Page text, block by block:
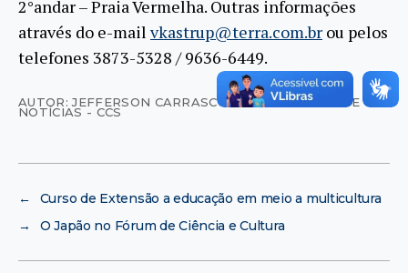
2°andar – Praia Vermelha. Outras informações
através do e-mail vkastrup@terra.com.br ou pelos
telefones 3873-5328 / 9636-6449.
AUTOR: JEFFERSON CARRASCO - AGÊNCIA UFRJ DE
NOTÍCIAS - CCS
←
Curso de Extensão a educação em meio a multicultura
→
O Japão no Fórum de Ciência e Cultura